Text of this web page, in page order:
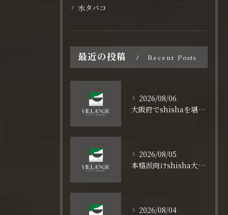
水タバコ
最近の投稿 Recent Posts
2026/08/06
大阪府でshishaを堪能osaka darkleafやcigarleafで深まる香りの世界
2026/08/05
本格派向けshisha大阪府でosaka darkleafとcigarleafを比較しよう
2026/08/04